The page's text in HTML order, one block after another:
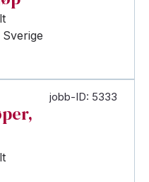
jobb-ID: 5333